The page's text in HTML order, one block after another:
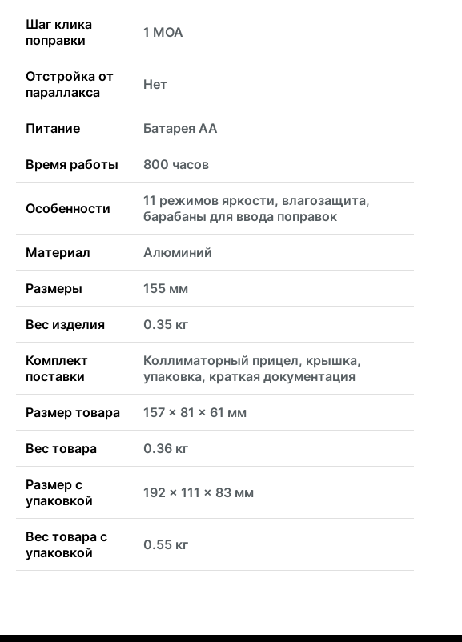
Шаг клика
поправки
1 MOA
Отстройка от
параллакса
Нет
Питание Батарея AA
Время работы 800 часов
Особенности
11 режимов яркости, влагозащита,
барабаны для ввода поправок
Материал Алюминий
Размеры 155 мм
Вес изделия 0.35 кг
Комплект
поставки
Коллиматорный прицел, крышка,
упаковка, краткая документация
Размер товара 157 x 81 x 61 мм
Вес товара 0.36 кг
Размер с
упаковкой
192 x 111 x 83 мм
Вес товара с
упаковкой
0.55 кг